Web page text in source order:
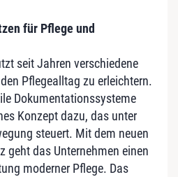
für Pflege und
seit Jahren verschiedene
Pflegealltag zu erleichtern.
Dokumentationssysteme
Konzept dazu, das unter
steuert. Mit dem neuen
geht das Unternehmen einen
moderner Pflege. Das